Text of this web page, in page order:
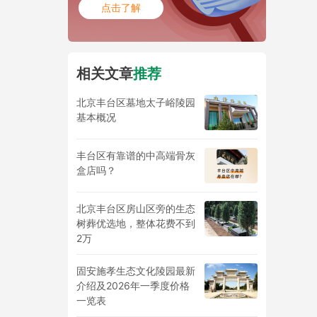
点击了解
相关文章推荐
北京丰台区墓地太子峪陵园
基本概况
丰台区有靠谱的中高端骨灰
盒店吗？
北京丰台区房山区旁的生态
树葬优选地，整体花费不到
2万
固安施孝生态文化陵园最新
介绍及2026年一季度价格
一览表